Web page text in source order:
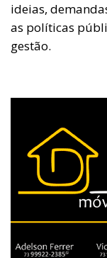
ideias,
as políticas
gestão.